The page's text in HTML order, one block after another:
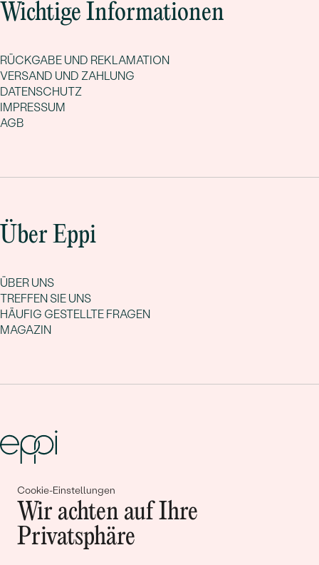
Cookie-Einstellungen
Wir achten auf Ihre
Privatsphäre
Wichtige Informationen
RÜCKGABE UND REKLAMATION
VERSAND UND ZAHLUNG
DATENSCHUTZ
IMPRESSUM
AGB
Über Eppi
ÜBER UNS
TREFFEN SIE UNS
HÄUFIG GESTELLTE FRAGEN
MAGAZIN
Gemeinsam erschaffen wir
Geschichten von Schönheit und
Liebe